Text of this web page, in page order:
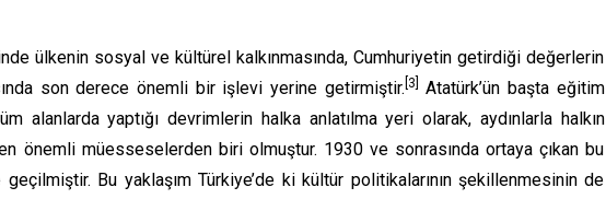
ülkenin sosyal ve kültürel kalkınmasında, Cumhuriyetin getirdiği değerlerin
son derece önemli bir işlevi yerine getirmiştir. [3]
Atatürk’ün başta eğitim
alanlarda yaptığı devrimlerin halka anlatılma yeri olarak, aydınlarla halkın
önemli müesseselerden biri olmuştur. 1930 ve sonrasında ortaya çıkan bu
Bu yaklaşım Türkiye’de ki kültür politikalarının şekillenmesinin de